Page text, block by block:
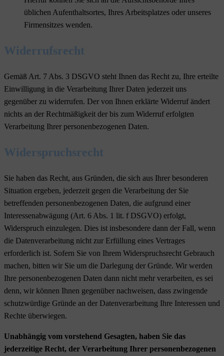
üblichen Aufenthaltsortes, Ihres Arbeitsplatzes oder unseres
Firmensitzes wenden.
Widerrufsrecht
Gemäß Art. 7 Abs. 3 DSGVO steht Ihnen das Recht zu, Ihre erteilte
Einwilligung in die Verarbeitung Ihrer Daten jederzeit uns
gegenüber zu widerrufen. Der von Ihnen erklärte Widerruf ändert
nichts an der Rechtmäßigkeit der bis zum Widerruf erfolgten
Verarbeitung Ihrer personenbezogenen Daten.
Widerspruchsrecht
Sie haben das Recht, aus Gründen, die sich aus Ihrer besonderen
Situation ergeben, jederzeit gegen die Verarbeitung der Sie
betreffenden personenbezogenen Daten, die aufgrund einer
Interessenabwägung (Art. 6 Abs. 1 lit. f DSGVO) erfolgt,
Widerspruch einzulegen. Dies ist insbesondere dann der Fall, wenn
die Datenverarbeitung nicht zur Erfüllung eines Vertrages
erforderlich ist. Sofern Sie von Ihrem Widerspruchsrecht Gebrauch
machen, bitten wir Sie um die Darlegung der Gründe. Wir werden
Ihre personenbezogenen Daten dann nicht mehr verarbeiten, es sei
denn, wir können Ihnen gegenüber nachweisen, dass zwingende
schutzwürdige Gründe an der Datenverarbeitung Ihre Interessen und
Rechte überwiegen.
Unabhängig vom vorstehend Gesagten, haben Sie das
jederzeitige Recht, der Verarbeitung Ihrer personenbezogenen